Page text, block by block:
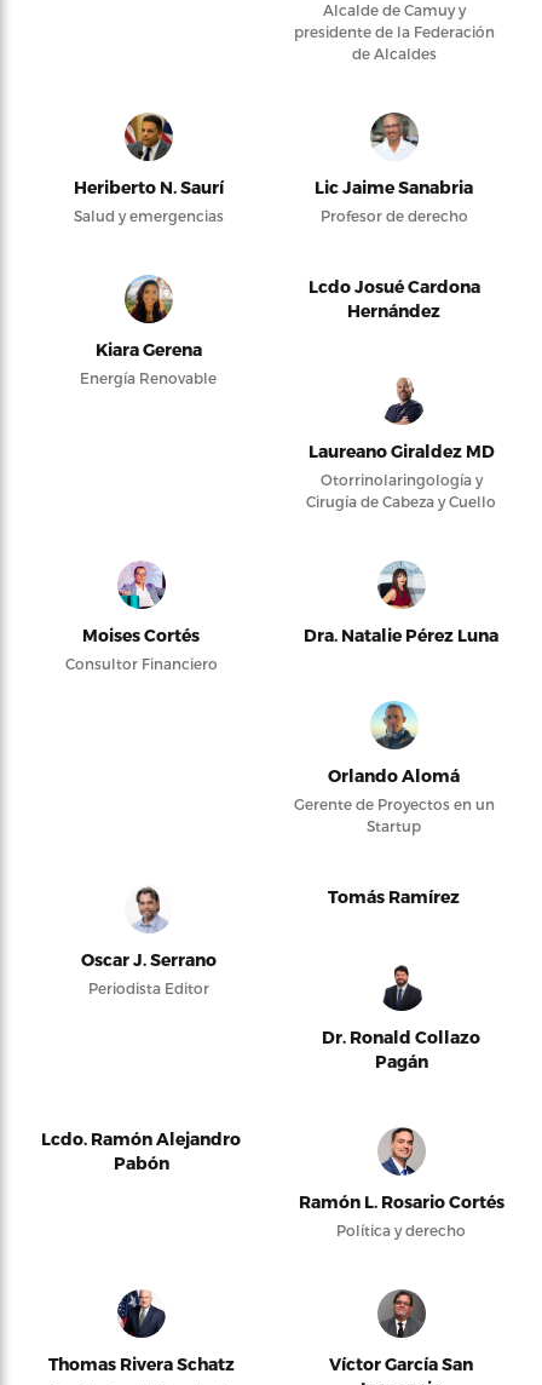
Alcalde de Camuy y
presidente de la Federación
de Alcaldes
Heriberto N. Saurí
Salud y emergencias
Lic Jaime Sanabria
Profesor de derecho
Kiara Gerena
Energía Renovable
Lcdo Josué Cardona
Hernández
Laureano Giraldez MD
Otorrinolaringología y
Cirugía de Cabeza y Cuello
Moises Cortés
Consultor Financiero
Dra. Natalie Pérez Luna
Orlando Alomá
Gerente de Proyectos en un
Startup
Oscar J. Serrano
Periodista Editor
Tomás Ramírez
Dr. Ronald Collazo
Pagán
Lcdo. Ramón Alejandro
Pabón
Ramón L. Rosario Cortés
Política y derecho
Thomas Rivera Schatz
Víctor García San